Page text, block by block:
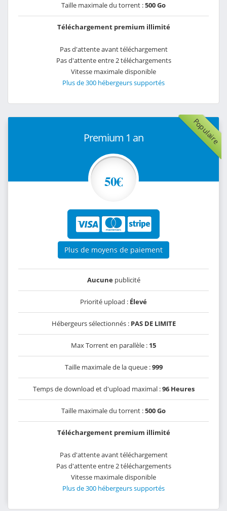
Taille maximale du torrent :500 Go
Téléchargement premium illimité
Pas d'attente avant téléchargement
Pas d'attente entre 2 téléchargements
Vitesse maximale disponible
Plus de 300 hébergeurs supportés
Populaire
Premium 1 an
50€
Plus de moyens de paiement
Aucunepublicité
Priorité upload : Élevé
Hébergeurs sélectionnés : PAS DE LIMITE
Max Torrent en parallèle : 15
Taille maximale de la queue :999
Temps de download et d'upload maximal :96 Heures
Taille maximale du torrent :500 Go
Téléchargement premium illimité
Pas d'attente avant téléchargement
Pas d'attente entre 2 téléchargements
Vitesse maximale disponible
Plus de 300 hébergeurs supportés